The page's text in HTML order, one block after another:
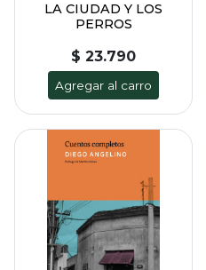
LA CIUDAD Y LOS
PERROS
$ 23.790
Agregar al carro